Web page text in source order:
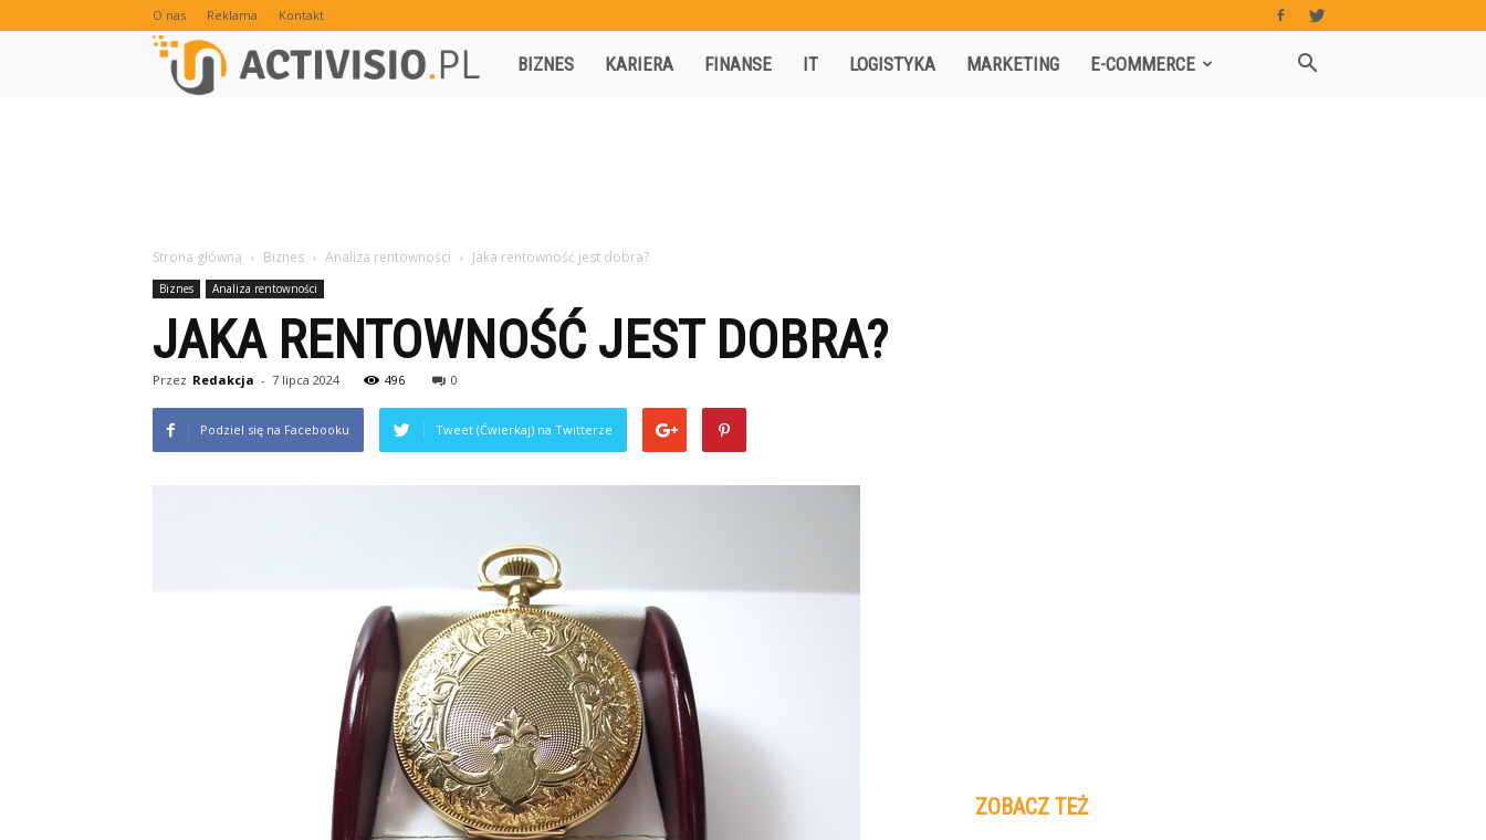
O nas Reklama Kontakt
Activisio.pl
BIZNES KARIERA FINANSE IT LOGISTYKA MARKETING E-COMMERCE
Strona główna Biznes Analiza rentowności Jaka rentowność jest dobra?
Biznes Analiza rentowności
JAKA RENTOWNOŚĆ JEST DOBRA?
Przez Redakcja - 7 lipca 2024 496 0
Podziel się na Facebooku Tweet (Ćwierkaj) na Twitterze
ZOBACZ TEŻ